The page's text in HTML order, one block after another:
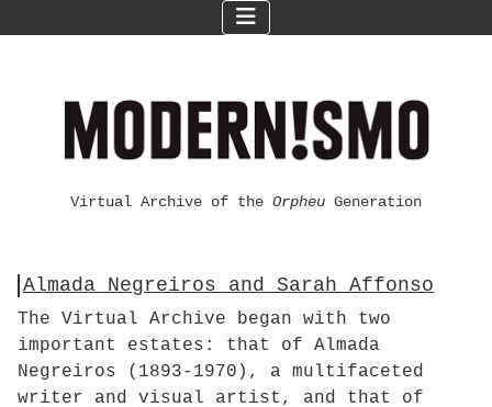
Virtual Archive of the Orpheu Generation
Almada Negreiros and Sarah Affonso
The Virtual Archive began with two
important estates: that of Almada
Negreiros (1893-1970), a multifaceted
writer and visual artist, and that of